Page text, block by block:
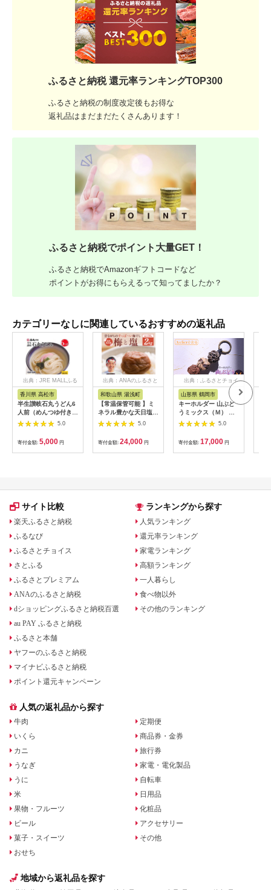
ふるさと納税 還元率ランキングTOP300
ふるさと納税の制度改定後もお得な
返礼品はまだまだたくさんあります！
ふるさと納税でポイント大量GET！
ふるさと納税でAmazonギフトコードなど
ポイントがお得にもらえるって知ってましたか？
カテゴリーなしに関連しているおすすめの返礼品
出典：JRE MALLふる
さと納税
香川県 高松市
半生讃岐石丸うどん6
人前（めんつゆ付き）
麺300g×2袋
5.0
寄付金額: 5,000 円
出典：ANAのふるさと
和歌山県 湯浅町
【常温保管可能 】ミ
ネラル豊かな天日塩だ
けで漬けた無添加梅干
B201_EP6024
5.0
寄付金額: 24,000 円
出典：ふるさとチョイ
山形県 鶴岡市
キーホルダー 山ぶど
うミックス（Ｍ） 山
形県鶴岡市 アトリエ
キーホルダー ギフト
贈り物 お取り寄せ 返
礼品
5.0
寄付金額: 17,000 円
サイト比較
楽天ふるさと納税
ふるなび
ふるさとチョイス
さとふる
ふるさとプレミアム
ANAのふるさと納税
dショッピングふるさと納税百選
au PAY ふるさと納税
ふるさと本舗
ヤフーのふるさと納税
マイナビふるさと納税
ポイント還元キャンペーン
ランキングから探す
人気ランキング
還元率ランキング
家電ランキング
高額ランキング
一人暮らし
食べ物以外
その他のランキング
人気の返礼品から探す
牛肉
いくら
カニ
うなぎ
うに
米
果物・フルーツ
ビール
菓子・スイーツ
おせち
定期便
商品券・金券
旅行券
家電・電化製品
自転車
日用品
化粧品
アクセサリー
その他
地域から返礼品を探す